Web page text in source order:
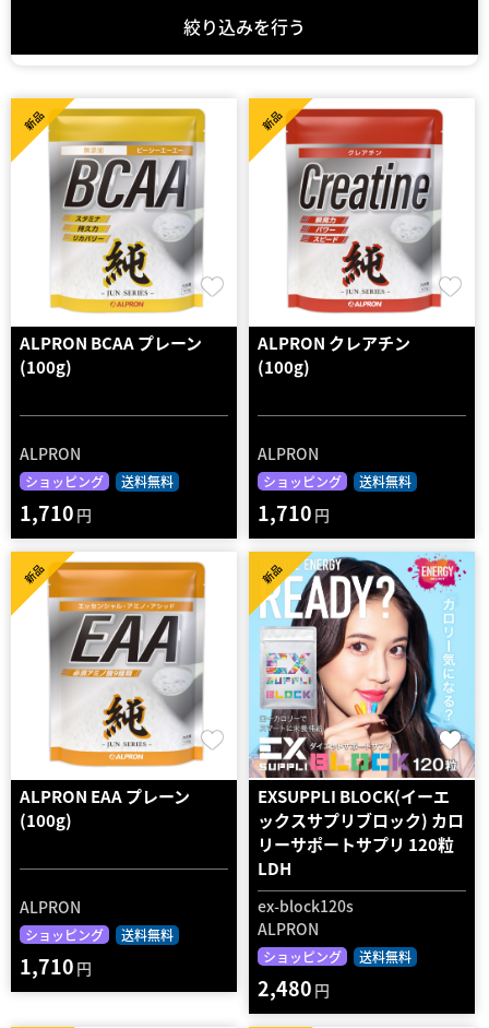
絞り込みを行う
ALPRON BCAA プレーン
(100g)
ALPRON
ショッピング 送料無料
新品
1,710 円
ALPRON クレアチン
(100g)
ALPRON
ショッピング 送料無料
新品
1,710 円
ALPRON EAA プレーン
(100g)
ALPRON
ショッピング 送料無料
新品
1,710 円
EXSUPPLI BLOCK(イーエ
ックスサプリブロック) カロ
リーサポートサプリ 120粒
LDH
ex-block120s
ALPRON
ショッピング 送料無料
新品
2,480 円